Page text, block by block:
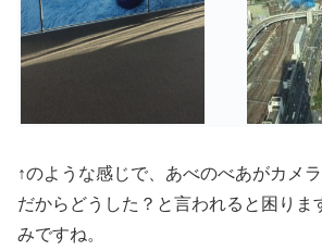
↑のような感じで、あべのべあがカメラ
だからどうした？と言われると困りま
みですね。